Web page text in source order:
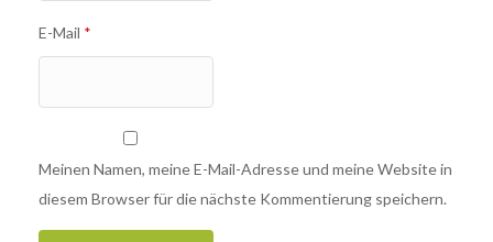
E-Mail *
Meinen Namen, meine E-Mail-Adresse und meine Website in
diesem Browser für die nächste Kommentierung speichern.